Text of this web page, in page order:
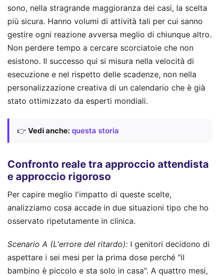
sono, nella stragrande maggioranza dei casi, la scelta
più sicura. Hanno volumi di attività tali per cui sanno
gestire ogni reazione avversa meglio di chiunque altro.
Non perdere tempo a cercare scorciatoie che non
esistono. Il successo qui si misura nella velocità di
esecuzione e nel rispetto delle scadenze, non nella
personalizzazione creativa di un calendario che è già
stato ottimizzato da esperti mondiali.
👉 Vedi anche: questa storia
Confronto reale tra approccio attendista
e approccio rigoroso
Per capire meglio l'impatto di queste scelte,
analizziamo cosa accade in due situazioni tipo che ho
osservato ripetutamente in clinica.
Scenario A (L'errore del ritardo): I genitori decidono di
aspettare i sei mesi per la prima dose perché "il
bambino è piccolo e sta solo in casa". A quattro mesi,